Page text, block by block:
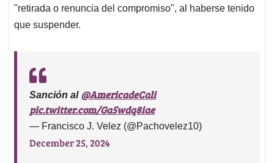
"retirada o renuncia del compromiso", al haberse tenido
que suspender.
Sanción al ⁦ @AmericadeCali
pic.twitter.com/Ga5wdq8iae
— Francisco J. Velez (@Pachovelez10)
December 25, 2024